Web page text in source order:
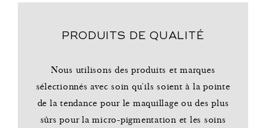
PRODUITS DE QUALITÉ
Nous utilisons des produits et marques
sélectionnés avec soin qu'ils soient à la pointe
de la tendance pour le maquillage ou des plus
sûrs pour la micro-pigmentation et les soins